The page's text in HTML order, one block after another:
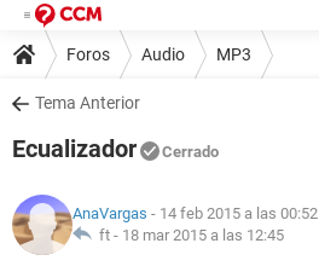
Foros Audio MP3
Tema Anterior
Ecualizador Cerrado
AnaVargas - 14 feb 2015 a las 00:52
ft - 18 mar 2015 a las 12:45